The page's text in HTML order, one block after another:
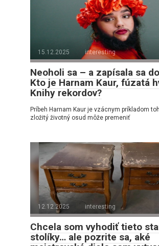
15.12.2025 interesting
Neoholi sa – a zapísala sa
Kto je Harnam Kaur, fúzatá
Knihy rekordov?
Príbeh Harnam Kaur je vzácnym príkladom
zložitý životný osud môže premeniť
12.12.2025 interesting
Chcela som vyhodiť tieto
stolíky… ale pozrite sa, aké